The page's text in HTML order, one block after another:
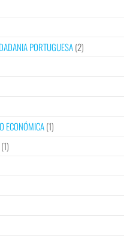
PORTUGUESA(2)
ECONÓMICA(1)
(1)